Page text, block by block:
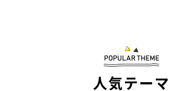
人気テーマ